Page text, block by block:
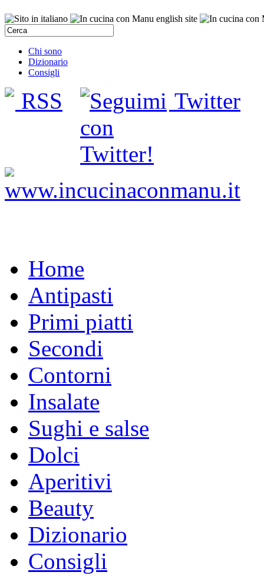
Chi sono
Dizionario
Consigli
RSS Twitter
Home
Antipasti
Primi piatti
Secondi
Contorni
Insalate
Sughi e salse
Dolci
Aperitivi
Beauty
Dizionario
Consigli